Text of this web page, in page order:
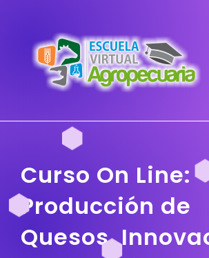
Curso On Line:
Producción de
Quesos,